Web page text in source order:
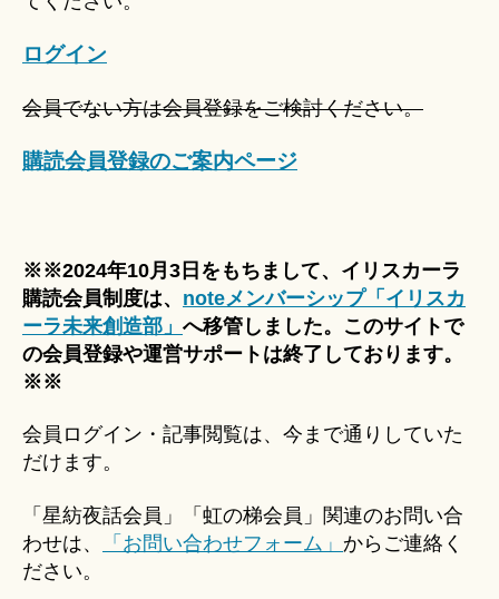
ログイン
会員でない方は会員登録をご検討ください。
購読会員登録のご案内ページ
※※2024年10月3日をもちまして、イリスカーラ
購読会員制度は、 noteメンバーシップ「イリスカ
ーラ未来創造部」 へ移管しました。このサイトで
の会員登録や運営サポートは終了しております。
※※
会員ログイン・記事閲覧は、今まで通りしていた
だけます。
「星紡夜話会員」「虹の梯会員」関連のお問い合
わせは、
「お問い合わせフォーム」 からご連絡く
ださい。